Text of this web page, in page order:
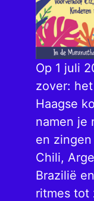
Op 1 juli
zover:
Haagse
namen je
en
Chili,
Brazilië
ritmes tot